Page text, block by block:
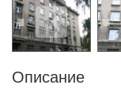
Описание